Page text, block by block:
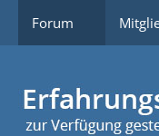
Forum